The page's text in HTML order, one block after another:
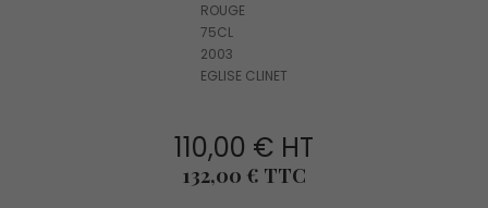
ROUGE
75CL
2003
EGLISE CLINET
110,00 € HT
Prix
132,00 € TTC